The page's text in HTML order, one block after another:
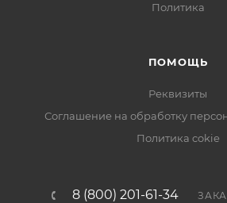
Политика
ПОМОЩЬ
Реквизиты
Соглашение на обработку
Политика cokie
8 (800) 201-61-34